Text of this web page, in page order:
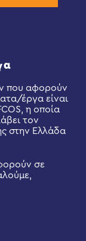
που αφορούν
έργα είναι
η οποία
τον
στην Ελλάδα
σε